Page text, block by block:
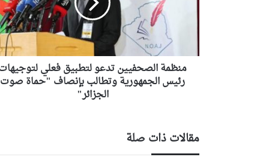
لتوجيهات
الجمهورية
وتطالب
بإنصاف
"حماة
منظمة الصحفيين تدعو لتطبيق فعلي
رئيس الجمهورية وتطالب بإنصاف "حماة صوت
الجزائر"
مقالات ذات صلة